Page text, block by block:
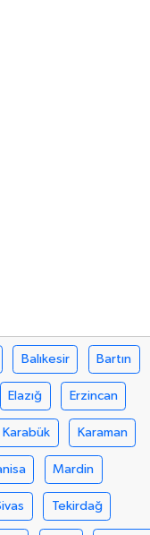
Balıkesir Bartın
Elazığ Erzincan
Karabük Karaman
Mardin
Tekirdağ